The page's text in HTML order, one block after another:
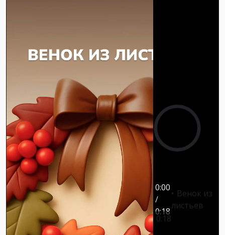
0:00
/
0:18
Венок из
листьев
0:18